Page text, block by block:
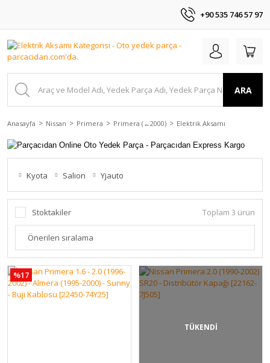
+90 535 746 57 97
ARA
Anasayfa Nissan Primera Primera (←2000) Elektrik Aksamı
Kyota Salion Yjauto
Stoktakiler Toplam 3 ürün
%17
TÜKENDİ